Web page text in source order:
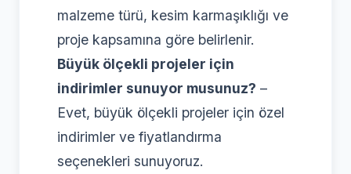
malzeme türü, kesim karmaşıklığı ve
proje kapsamına göre belirlenir.
Büyük ölçekli projeler için
indirimler sunuyor musunuz? –
Evet, büyük ölçekli projeler için özel
indirimler ve fiyatlandırma
seçenekleri sunuyoruz.